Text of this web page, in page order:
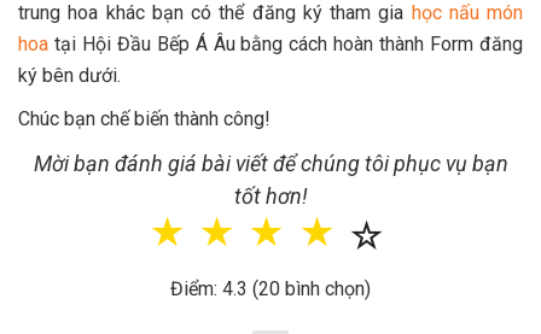
trung hoa khác bạn có thể đăng ký tham gia học nấu món
hoa tại Hội Đầu Bếp Á Âu bằng cách hoàn thành Form đăng
ký bên dưới.
Chúc bạn chế biến thành công!
Mời bạn đánh giá bài viết để chúng tôi phục vụ bạn
tốt hơn!
☆
☆
☆
☆
☆
Điểm: 4.3 (20 bình chọn)